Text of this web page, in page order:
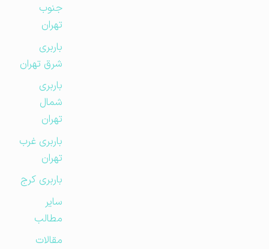
جنوب
تهران
باربری
شرق تهران
باربری
شمال
تهران
باربری غرب
تهران
باربری کرج
مطالب
مقالات